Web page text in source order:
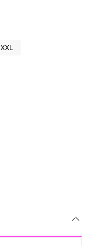
XXL